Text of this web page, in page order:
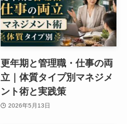
更年期と管理職・仕事の両
立｜体質タイプ別マネジメ
ント術と実践策
2026年5月13日